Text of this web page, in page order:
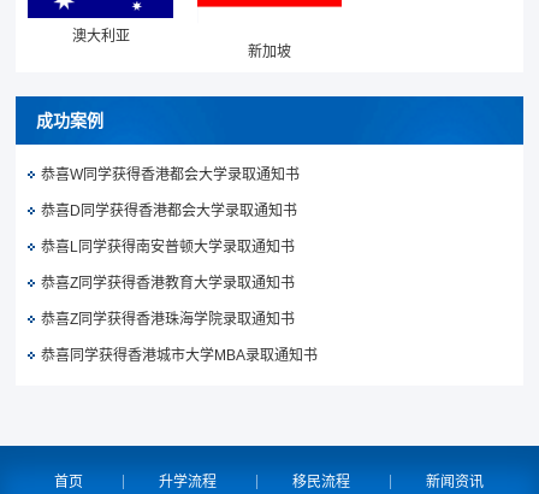
澳大利亚
新加坡
成功案例
恭喜W同学获得香港都会大学录取通知书
恭喜D同学获得香港都会大学录取通知书
恭喜L同学获得南安普顿大学录取通知书
恭喜Z同学获得香港教育大学录取通知书
恭喜Z同学获得香港珠海学院录取通知书
恭喜同学获得香港城市大学MBA录取通知书
首页 升学流程 移民流程 新闻资讯